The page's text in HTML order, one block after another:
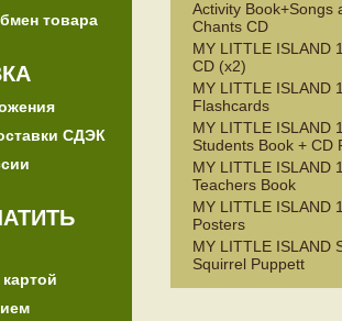
товара
СДЭК
Activity Book+Songs
Chants CD
MY LITTLE ISLAND
CD (x2)
MY LITTLE ISLAND
Flashcards
MY LITTLE ISLAND
Students Book + CD
MY LITTLE ISLAND
Teachers Book
MY LITTLE ISLAND
Posters
MY LITTLE ISLAND
Squirrel Puppett